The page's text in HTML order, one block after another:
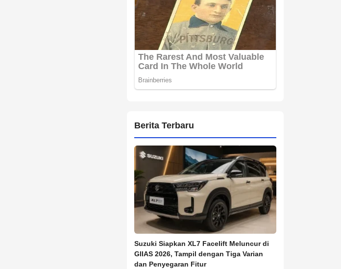
Berita Terbaru
Suzuki Siapkan XL7 Facelift Meluncur di
GIIAS 2026, Tampil dengan Tiga Varian
dan Penyegaran Fitur